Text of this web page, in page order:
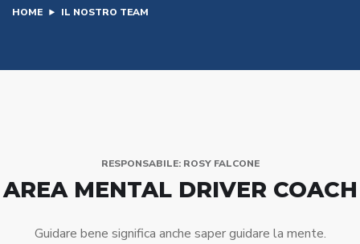
HOME IL NOSTRO TEAM
RESPONSABILE: ROSY FALCONE
AREA MENTAL DRIVER COACH
Guidare bene significa anche saper guidare la mente.